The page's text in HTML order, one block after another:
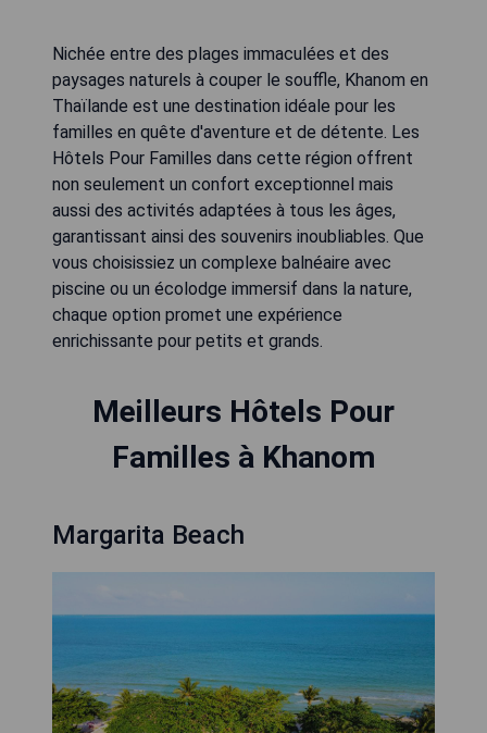
Nichée entre des plages immaculées et des
paysages naturels à couper le souffle, Khanom en
Thaïlande est une destination idéale pour les
familles en quête d'aventure et de détente. Les
Hôtels Pour Familles dans cette région offrent
non seulement un confort exceptionnel mais
aussi des activités adaptées à tous les âges,
garantissant ainsi des souvenirs inoubliables. Que
vous choisissiez un complexe balnéaire avec
piscine ou un écolodge immersif dans la nature,
chaque option promet une expérience
enrichissante pour petits et grands.
Meilleurs Hôtels Pour
Familles à Khanom
Margarita Beach